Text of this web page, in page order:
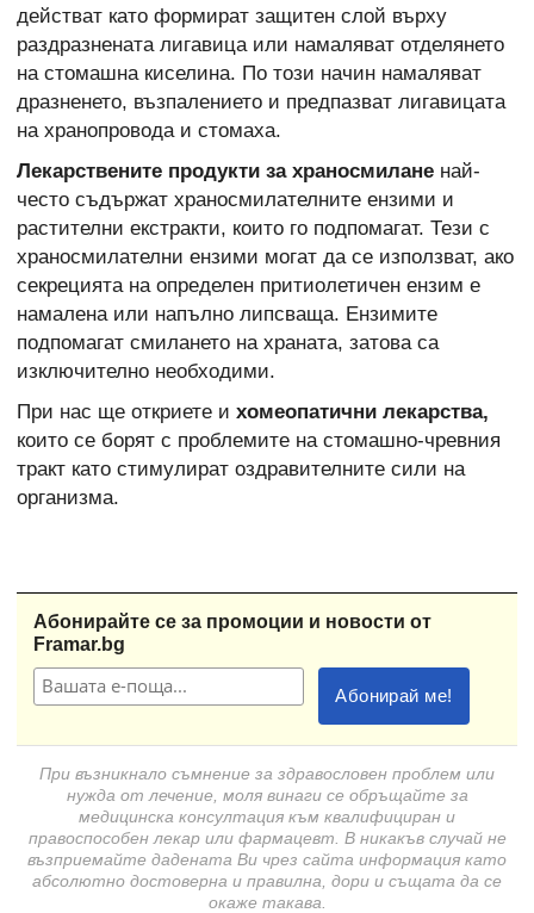
действат като формират защитен слой върху
раздразнената лигавица или намаляват отделянето
на стомашна киселина. По този начин намаляват
дразненето, възпалението и предпазват лигавицата
на хранопровода и стомаха.
Лекарствените продукти за храносмилане най-
често съдържат храносмилателните ензими и
растителни екстракти, които го подпомагат. Тези с
храносмилателни ензими могат да се използват, ако
секрецията на определен притиолетичен ензим е
намалена или напълно липсваща. Ензимите
подпомагат смилането на храната, затова са
изключително необходими.
При нас ще откриете и хомеопатични лекарства,
които се борят с проблемите на стомашно-чревния
тракт като стимулират оздравителните сили на
организма.
Абонирайте се за промоции и новости от
Framar.bg
При възникнало съмнение за здравословен проблем или
нужда от лечение, моля винаги се обръщайте за
медицинска консултация към квалифициран и
правоспособен лекар или фармацевт. В никакъв случай не
възприемайте дадената Ви чрез сайта информация като
абсолютно достоверна и правилна, дори и същата да се
окаже такава.